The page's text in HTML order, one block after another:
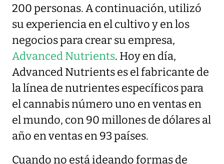
200 personas. A continuación, utilizó
su experiencia en el cultivo y en los
negocios para crear su empresa,
Advanced Nutrients. Hoy en día,
Advanced Nutrients es el fabricante de
la línea de nutrientes específicos para
el cannabis número uno en ventas en
el mundo, con 90 millones de dólares al
año en ventas en 93 países.
Cuando no está ideando formas de